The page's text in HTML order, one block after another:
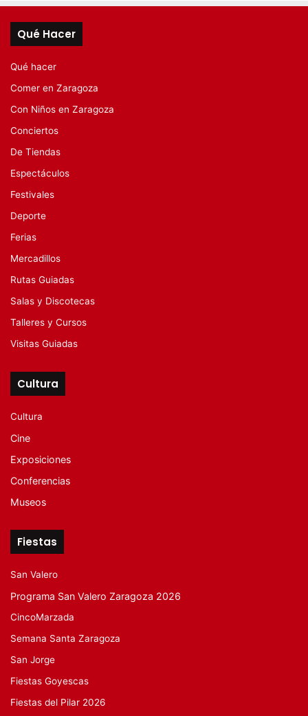
Qué Hacer
Qué hacer
Comer en Zaragoza
Con Niños en Zaragoza
Conciertos
De Tiendas
Espectáculos
Festivales
Deporte
Ferias
Mercadillos
Rutas Guiadas
Salas y Discotecas
Talleres y Cursos
Visitas Guiadas
Cultura
Cultura
Cine
Exposiciones
Conferencias
Museos
Fiestas
San Valero
Programa San Valero Zaragoza 2026
CincoMarzada
Semana Santa Zaragoza
San Jorge
Fiestas Goyescas
Fiestas del Pilar 2026